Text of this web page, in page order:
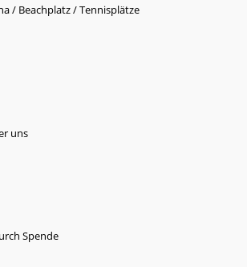
/ Beachplatz / Tennisplätze
uns
Spende